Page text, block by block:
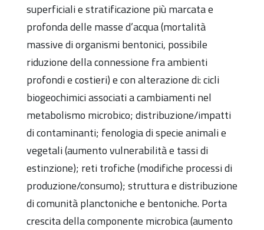
superficiali e stratificazione più marcata e
profonda delle masse d’acqua (mortalità
massive di organismi bentonici, possibile
riduzione della connessione fra ambienti
profondi e costieri) e con alterazione di: cicli
biogeochimici associati a cambiamenti nel
metabolismo microbico; distribuzione/impatti
di contaminanti; fenologia di specie animali e
vegetali (aumento vulnerabilità e tassi di
estinzione); reti trofiche (modifiche processi di
produzione/consumo); struttura e distribuzione
di comunità planctoniche e bentoniche. Porta
crescita della componente microbica (aumento